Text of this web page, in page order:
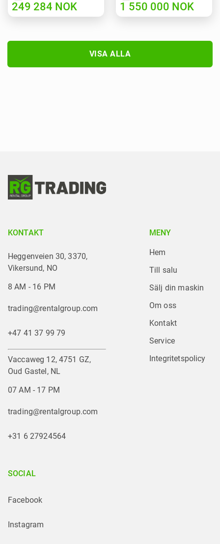
249 284 NOK 1 550 000 NOK
VISA ALLA
KONTAKT
Heggenveien 30, 3370,
Vikersund, NO
8 AM - 16 PM
trading@rentalgroup.com
+47 41 37 99 79
Vaccaweg 12, 4751 GZ,
Oud Gastel, NL
07 AM - 17 PM
trading@rentalgroup.com
+31 6 27924564
MENY
Hem
Till salu
Sälj din maskin
Om oss
Kontakt
Service
Integritetspolicy
SOCIAL
Facebook
Instagram